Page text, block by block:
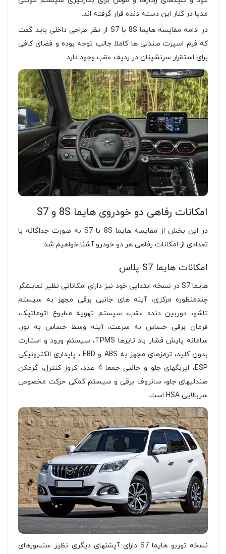
مدیا در کنار این دسته دنده قرار گرفته اند.
در ادامه مقایسه هایما 8S با S7 از نظر طراحی داخلی باید گفت
که فرم اسپرت صندلی ها کاملا جالب توجه بوده و فضای کافی
برای استقرار سرنشینان در ردیف عقب وجود دارد.
امکانات رفاهی دو خودروی هایما 8S و S7
در این بخش از مقایسه هایما 8S با S7 به صورت جداگانه با
تعدادی از امکانات رفاهی هر دو خودرو آشنا خواهیم شد:
امکانات هایما S7 پلاس
هایما S7 در نسخه ابتدایی خود نیز دارای امکاناتی نظیر نمایشگر
چندمنظوره مرکزی، آینه های جانبی برقی مجهز به سیستم
تاشو، دوربین دنده عقب، سیستم تهویه مطبوع اتوماتیک،
فرمان برقی حساس به سرعت، آینه وسط حساس به نور،
سامانه پایش فشار باد تایرها TPMS، سیستم ورود و استارت
بدون کلید، ترمزهای مجهز به ABS و EBD ، پایداری الکترونیکی
ESP، ایربگهای جلو و جانبی جمعا 4 عدد، کروز کنترل، گرمکن
صندلیهای جلو، سانروف برقی و سیستم کمکی حرکت مخصوص
سربالایی HSA است.
نسخه توربو هایما S7 دارای آپشنهای دیگری نظیر سنسورهای